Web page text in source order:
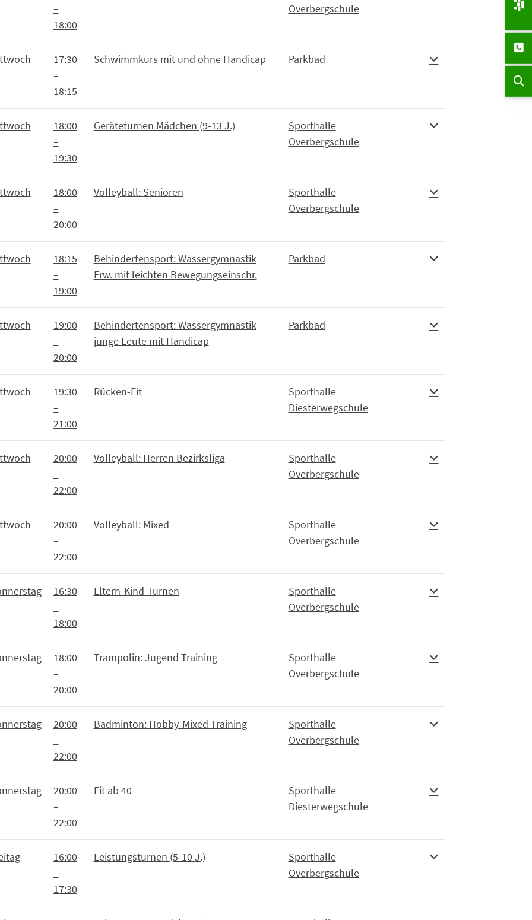
–
18:00
Overbergschule
17:30
–
18:15
Schwimmkurs mit und ohne Handicap Parkbad
18:00
–
19:30
Geräteturnen Mädchen (9-13 J.)
Sporthalle
Overbergschule
18:00
–
20:00
Volleyball: Senioren
Sporthalle
Overbergschule
18:15
–
19:00
Behindertensport: Wassergymnastik
Erw. mit leichten Bewegungseinschr.
Parkbad
19:00
–
20:00
Behindertensport: Wassergymnastik
junge Leute mit Handicap
Parkbad
19:30
–
21:00
Rücken-Fit
Sporthalle
Diesterwegschule
20:00
–
22:00
Volleyball: Herren Bezirksliga
Sporthalle
Overbergschule
20:00
–
22:00
Volleyball: Mixed
Sporthalle
Overbergschule
16:30
–
18:00
Eltern-Kind-Turnen
Sporthalle
Overbergschule
18:00
–
20:00
Trampolin: Jugend Training
Sporthalle
Overbergschule
20:00
–
22:00
Badminton: Hobby-Mixed Training
Sporthalle
Overbergschule
20:00
–
22:00
Fit ab 40
Sporthalle
Diesterwegschule
16:00
–
17:30
Leistungsturnen (5-10 J.)
Sporthalle
Overbergschule